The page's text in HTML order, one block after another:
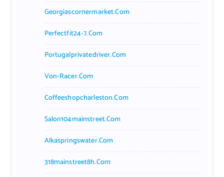
Georgiascornermarket.com
Perfectfit24-7.com
Portugalprivatedriver.com
Von-Racer.com
Coffeeshopcharleston.com
Salon104mainstreet.com
Alkaspringswater.com
318mainstreet8h.com